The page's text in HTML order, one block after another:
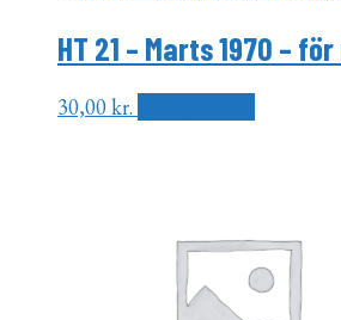
HT 21 – Marts 1970 –
30,00kr.